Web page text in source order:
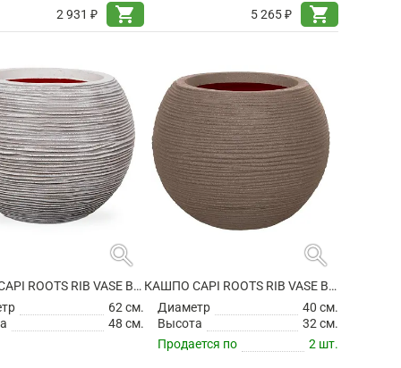
2 931 ₽
shopping_cart
5 265 ₽
shopping_cart
search
КАШПО CAPI ROOTS RIB VASE BALL IVORY
62 см.
48 см.
search
КАШПО CAPI ROOTS RIB VASE BALL WARM TAUPE
Диаметр
40 см.
Высота
32 см.
Продается по
2 шт.